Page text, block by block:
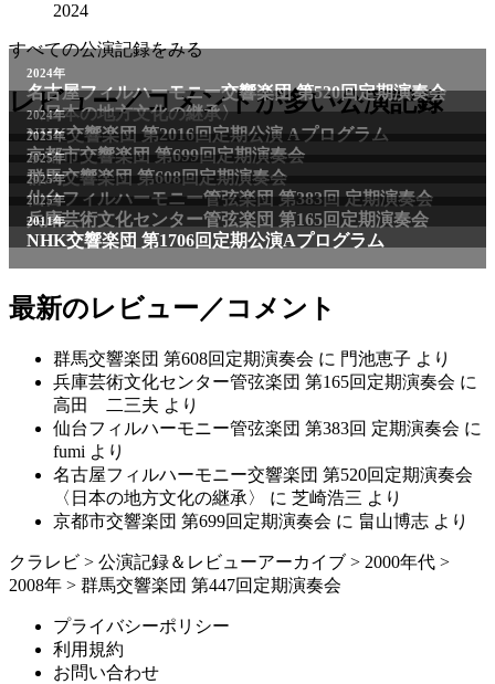
2024
すべての公演記録をみる
レビュー／コメントが多い公演記録
2024年
名古屋フィルハーモニー交響楽団 第520回定期演奏会
〈日本の地方文化の継承〉
2024年
NHK交響楽団 第2016回定期公演 Aプログラム
2025年
京都市交響楽団 第699回定期演奏会
2025年
群馬交響楽団 第608回定期演奏会
2025年
仙台フィルハーモニー管弦楽団 第383回 定期演奏会
2025年
兵庫芸術文化センター管弦楽団 第165回定期演奏会
2011年
NHK交響楽団 第1706回定期公演Aプログラム
最新のレビュー／コメント
群馬交響楽団 第608回定期演奏会 に 門池恵子 より
兵庫芸術文化センター管弦楽団 第165回定期演奏会 に
高田 二三夫 より
仙台フィルハーモニー管弦楽団 第383回 定期演奏会 に
fumi より
名古屋フィルハーモニー交響楽団 第520回定期演奏会
〈日本の地方文化の継承〉
に 芝崎浩三 より
京都市交響楽団 第699回定期演奏会 に 畠山博志 より
クラレビ > 公演記録＆レビューアーカイブ > 2000年代 >
2008年 > 群馬交響楽団 第447回定期演奏会
プライバシーポリシー
利用規約
お問い合わせ